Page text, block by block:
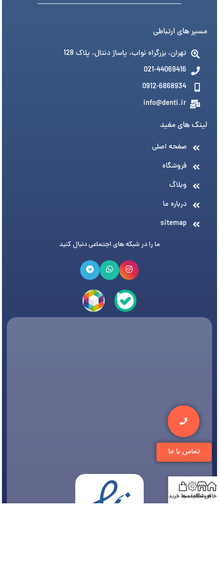
تماس با ما
مسیر های ارتباطی
تهران، بزرگراه نواب، پاساژ دنتال، پلاک 128
021-44069416
0912-6868934
info@denti.ir
لینک های مفید
صفحه اصلی
فروشگاه
وبلاگ
درباره ما
sitemap
ما را در شبکه های اجتماعی دنبال کنید
خانهفروشگاه
تخفیف هاسبد خرید